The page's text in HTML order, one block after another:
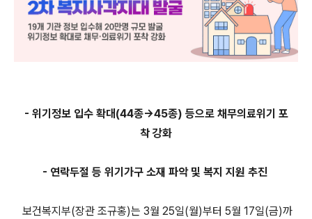
- 위기정보 입수 확대(44종→45종) 등으로 채무의료위기 포
착 강화
- 연락두절 등 위기가구 소재 파악 및 복지 지원 추진
보건복지부(장관 조규홍)는 3월 25일(월)부터 5월 17일(금)까